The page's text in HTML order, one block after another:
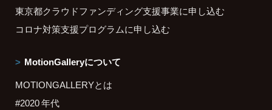
東京都クラウドファンディング支援事業に申し込む
コロナ対策支援プログラムに申し込む
MotionGalleryについて
MOTIONGALLERYとは
#2020 年代